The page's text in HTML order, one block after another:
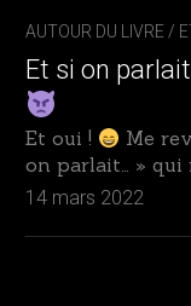
AUTOUR DU LIVRE /
Et si on
Et oui !
Me
on parlait… » qui
14 mars 2022